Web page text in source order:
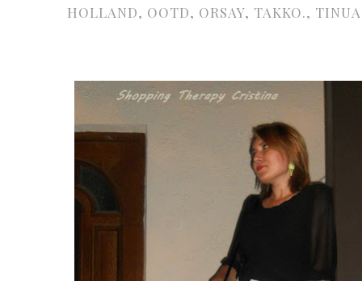
HOLLAND, OOTD, ORSAY, TAKKO.,